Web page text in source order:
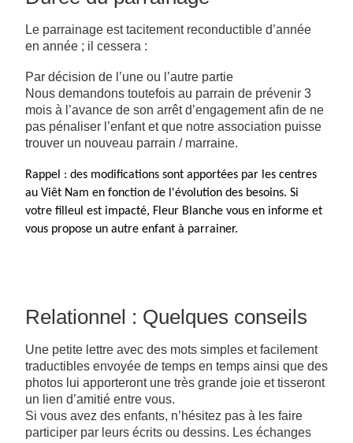
Le parrainage est tacitement reconductible d’année
en année ; il cessera :
Par décision de l’une ou l’autre partie
Nous demandons toutefois au parrain de prévenir 3
mois à l’avance de son arrêt d’engagement afin de ne
pas pénaliser l’enfant et que notre association puisse
trouver un nouveau parrain / marraine.
Rappel : des modifications sont apportées par les centres
au Viêt Nam en fonction de l'évolution des besoins. Si
votre filleul est impacté, Fleur Blanche vous en informe et
vous propose un autre enfant à parrainer.
Relationnel : Quelques conseils
Une petite lettre avec des mots simples et facilement
traductibles envoyée de temps en temps ainsi que des
photos lui apporteront une très grande joie et tisseront
un lien d’amitié entre vous.
Si vous avez des enfants, n’hésitez pas à les faire
participer par leurs écrits ou dessins. Les échanges